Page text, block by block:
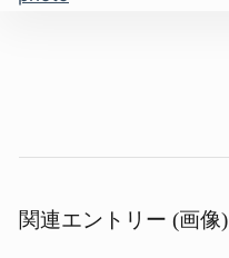
関連エントリー (画像)